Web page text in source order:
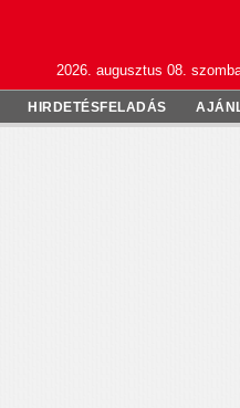
2026. augusztus 08.
HIRDETÉSFELADÁS